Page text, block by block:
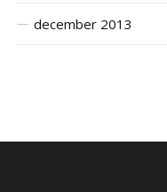
december 2013